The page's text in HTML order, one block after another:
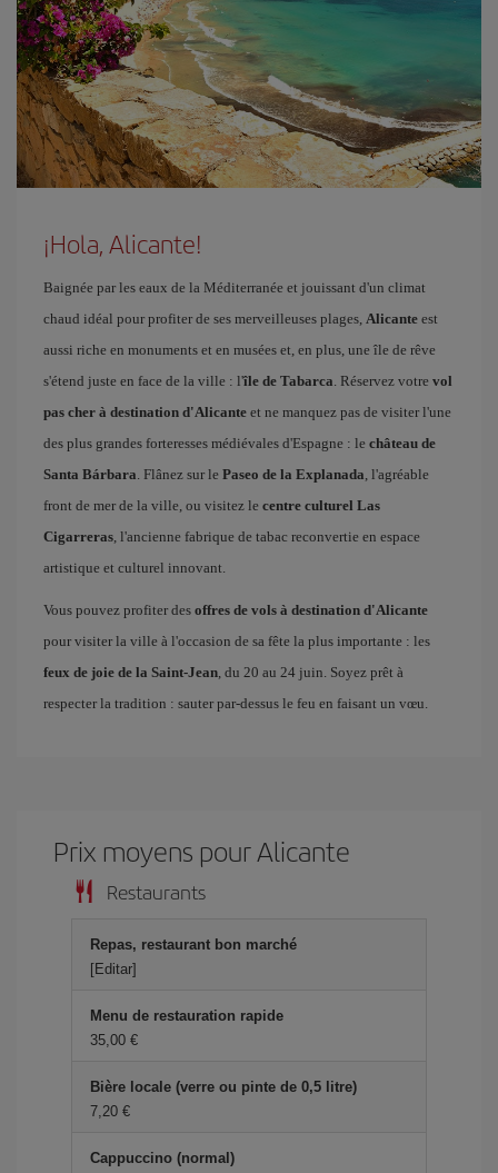
¡Hola, Alicante!
Baignée par les eaux de la Méditerranée et jouissant d'un climat
chaud idéal pour profiter de ses merveilleuses plages, Alicante est
aussi riche en monuments et en musées et, en plus, une île de rêve
s'étend juste en face de la ville : l'île de Tabarca. Réservez votre vol
pas cher à destination d'Alicante et ne manquez pas de visiter l'une
des plus grandes forteresses médiévales d'Espagne : le château de
Santa Bárbara. Flânez sur le Paseo de la Explanada, l'agréable
front de mer de la ville, ou visitez le centre culturel Las
Cigarreras, l'ancienne fabrique de tabac reconvertie en espace
artistique et culturel innovant.
Vous pouvez profiter des offres de vols à destination d'Alicante
pour visiter la ville à l'occasion de sa fête la plus importante : les
feux de joie de la Saint-Jean, du 20 au 24 juin. Soyez prêt à
respecter la tradition : sauter par-dessus le feu en faisant un vœu.
Prix ​​moyens pour Alicante
Restaurants
Repas, restaurant bon marché
[Editar]
Menu de restauration rapide
35,00 €
Bière locale (verre ou pinte de 0,5 litre)
7,20 €
Cappuccino (normal)